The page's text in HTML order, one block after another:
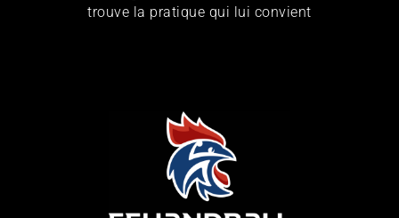
trouve la pratique qui lui convient